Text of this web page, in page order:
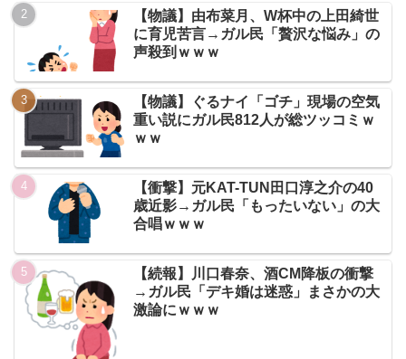
【物議】由布菜月、W杯中の上田綺世
に育児苦言→ガル民「贅沢な悩み」の
声殺到ｗｗｗ
【物議】ぐるナイ「ゴチ」現場の空気
重い説にガル民812人が総ツッコミｗ
ｗｗ
【衝撃】元KAT-TUN田口淳之介の40
歳近影→ガル民「もったいない」の大
合唱ｗｗｗ
【続報】川口春奈、酒CM降板の衝撃
→ガル民「デキ婚は迷惑」まさかの大
激論にｗｗｗ